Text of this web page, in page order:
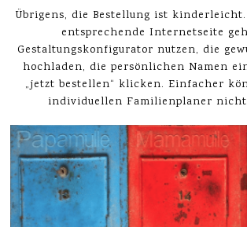
Übrigens, die Bestellung ist
entsprechende Internetseite
Gestaltungskonfigurator nutzen, die
hochladen, die persönlichen Namen
„jetzt bestellen“ klicken. Einfacher
individuellen Familienplaner